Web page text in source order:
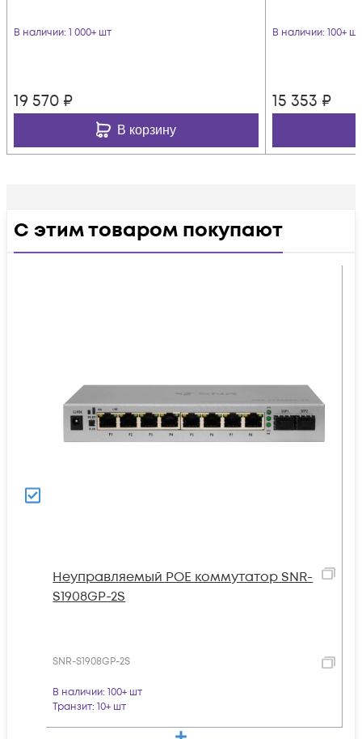
В наличии: 1 000+ шт
19 570 ₽
В корзину
В наличии: 100+ шт
15 353 ₽
С этим товаром покупают
Неуправляемый POE коммутатор SNR-
S1908GP-2S
SNR-S1908GP-2S
В наличии: 100+ шт
Транзит: 10+ шт